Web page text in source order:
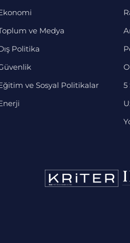
ve Medya
Politika
ve Sosyal Politikalar
5